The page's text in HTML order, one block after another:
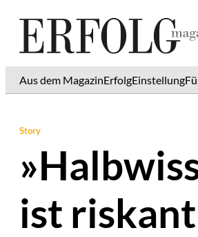
Aus dem MagazinErfolgEinstellung
Story
ist